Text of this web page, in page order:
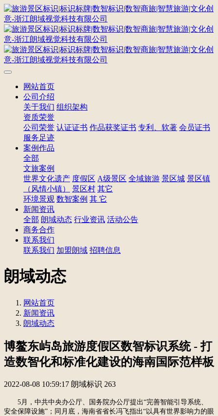
网站首页
公司介绍
关于我们 组织架构
资质荣誉
公司荣誉 认证证书 作品获奖证书 专利、软著 会员证书
服务足迹
案例作品
全部
文旅案例
世界文化遗产 度假区 A级景区 全域旅游 景区城 景区镇
（风情小镇）
景区村 其它
环境景观 数智案例 其 它
新闻资讯
全部 朗域动态 行业资讯 活动公告
商务合作
联系我们
联系我们 加盟朗域 招聘信息
朗域动态
网站首页
新闻资讯
朗域动态
博鳌东屿岛旅游度假区数智标识系统 - 打
造数智化和标准化建设的海南国际范样板
2022-08-08 10:59:17 朗域标识 263
5月，中共中央办公厅、国务院办公厅提出“完善智能引导系统、
安全保障设施”；同月底，海南省省长冯飞指出“以具有世界影响力的眼